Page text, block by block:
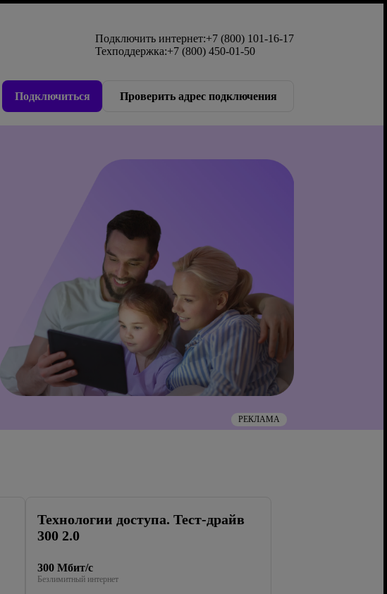
Подключить интернет:+7 (800) 101-16-17
Техподдержка:+7 (800) 450-01-50
Подключиться Проверить адрес подключения
РЕКЛАМА
Технологии доступа. Тест-драйв
300 2.0
300 Мбит/с
Безлимитный интернет